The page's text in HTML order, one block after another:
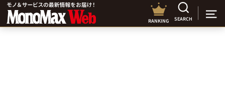
RANKING SEARCH